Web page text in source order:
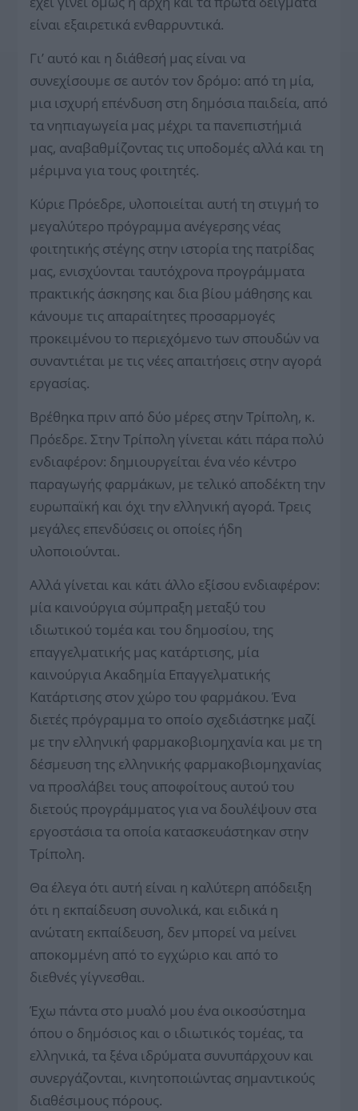
είναι εξαιρετικά ενθαρρυντικά.
Γι’ αυτό και η διάθεσή μας είναι να
συνεχίσουμε σε αυτόν τον δρόμο: από τη μία,
μια ισχυρή επένδυση στη δημόσια παιδεία, από
τα νηπιαγωγεία μας μέχρι τα πανεπιστήμιά
μας, αναβαθμίζοντας τις υποδομές αλλά και τη
μέριμνα για τους φοιτητές.
Κύριε Πρόεδρε, υλοποιείται αυτή τη στιγμή το
μεγαλύτερο πρόγραμμα ανέγερσης νέας
φοιτητικής στέγης στην ιστορία της πατρίδας
μας, ενισχύονται ταυτόχρονα προγράμματα
πρακτικής άσκησης και δια βίου μάθησης και
κάνουμε τις απαραίτητες προσαρμογές
προκειμένου το περιεχόμενο των σπουδών να
συναντιέται με τις νέες απαιτήσεις στην αγορά
εργασίας.
Βρέθηκα πριν από δύο μέρες στην Τρίπολη, κ.
Πρόεδρε. Στην Τρίπολη γίνεται κάτι πάρα πολύ
ενδιαφέρον: δημιουργείται ένα νέο κέντρο
παραγωγής φαρμάκων, με τελικό αποδέκτη την
ευρωπαϊκή και όχι την ελληνική αγορά. Τρεις
μεγάλες επενδύσεις οι οποίες ήδη
υλοποιούνται.
Αλλά γίνεται και κάτι άλλο εξίσου ενδιαφέρον:
μία καινούργια σύμπραξη μεταξύ του
ιδιωτικού τομέα και του δημοσίου, της
επαγγελματικής μας κατάρτισης, μία
καινούργια Ακαδημία Επαγγελματικής
Κατάρτισης στον χώρο του φαρμάκου. Ένα
διετές πρόγραμμα το οποίο σχεδιάστηκε μαζί
με την ελληνική φαρμακοβιομηχανία και με τη
δέσμευση της ελληνικής φαρμακοβιομηχανίας
να προσλάβει τους αποφοίτους αυτού του
διετούς προγράμματος για να δουλέψουν στα
εργοστάσια τα οποία κατασκευάστηκαν στην
Τρίπολη.
Θα έλεγα ότι αυτή είναι η καλύτερη απόδειξη
ότι η εκπαίδευση συνολικά, και ειδικά η
ανώτατη εκπαίδευση, δεν μπορεί να μείνει
αποκομμένη από το εγχώριο και από το
διεθνές γίγνεσθαι.
Έχω πάντα στο μυαλό μου ένα οικοσύστημα
όπου ο δημόσιος και ο ιδιωτικός τομέας, τα
ελληνικά, τα ξένα ιδρύματα συνυπάρχουν και
συνεργάζονται, κινητοποιώντας σημαντικούς
διαθέσιμους πόρους.